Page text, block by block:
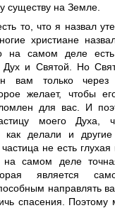
существу на Земле.
то, что я назвал
христиане
на самом деле есть
Дух и Святой. Но
вам только через
желает, чтобы
для вас. И
моего Духа,
как делали и
не есть
на самом деле
является
направлять
спасения. Поэтому